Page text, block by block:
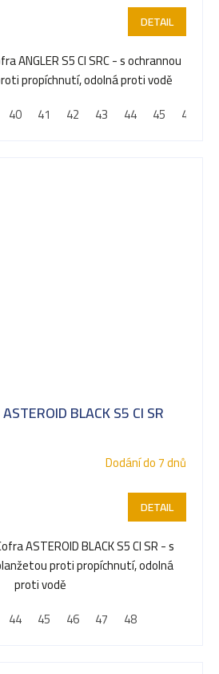
DETAIL
ANGLER S5 CI SRC - s ochrannou
propíchnutí, odolná proti vodě
40 41 42 43 44 45 46
BLACK S5 CI SR
Dodání do 7 dnů
DETAIL
ASTEROID BLACK S5 CI SR - s
proti propíchnutí, odolná
proti vodě
44 45 46 47 48